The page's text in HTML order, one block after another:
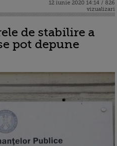
12 iunie 2020 14:14 / 826
vizualizari
de stabilire a
pot depune